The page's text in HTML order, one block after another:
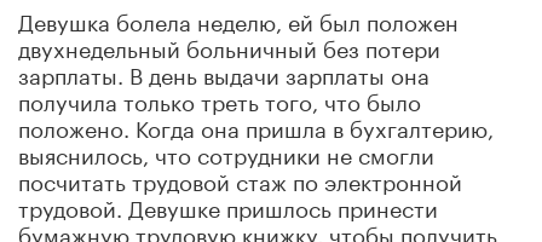
Девушка болела неделю, ей был положен
двухнедельный больничный без потери
зарплаты. В день выдачи зарплаты она
получила только треть того, что было
положено. Когда она пришла в бухгалтерию,
выяснилось, что сотрудники не смогли
посчитать трудовой стаж по электронной
трудовой. Девушке пришлось принести
бумажную трудовую книжку, чтобы получить